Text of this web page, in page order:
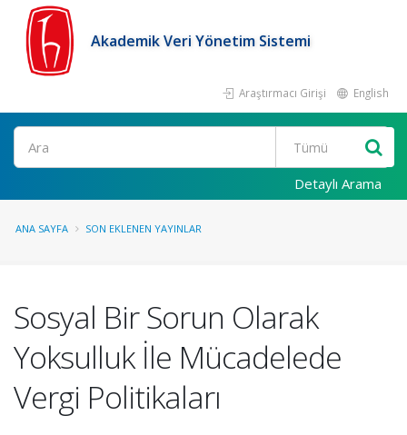
Akademik Veri Yönetim Sistemi
Araştırmacı Girişi English
Ara
Detaylı Arama
ANA SAYFA SON EKLENEN YAYINLAR
Sosyal Bir Sorun Olarak
Yoksulluk İle Mücadelede
Vergi Politikaları